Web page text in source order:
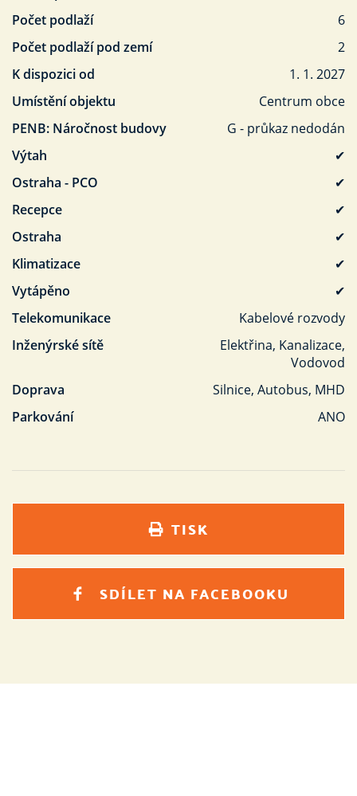
Počet podlaží
6
Počet podlaží pod zemí
2
K dispozici od
1. 1. 2027
Umístění objektu
Centrum obce
PENB: Náročnost budovy
G - průkaz nedodán
Výtah
✔
Ostraha - PCO
✔
Recepce
✔
Ostraha
✔
Klimatizace
✔
Vytápěno
✔
Telekomunikace
Kabelové rozvody
Inženýrské sítě
Elektřina, Kanalizace,
Vodovod
Doprava
Silnice, Autobus, MHD
Parkování
ANO
TISK
SDÍLET NA FACEBOOKU